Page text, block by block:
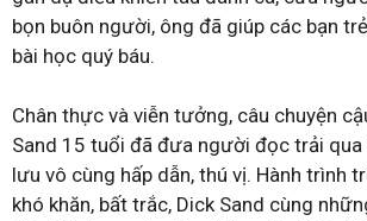
bọn buôn người, ông đã giúp các bạn
bài học quý báu.
Chân thực và viễn tưởng, câu chuyện
Sand 15 tuổi đã đưa người đọc trải
lưu vô cùng hấp dẫn, thú vị. Hành trình
khó khăn, bất trắc, Dick Sand cùng